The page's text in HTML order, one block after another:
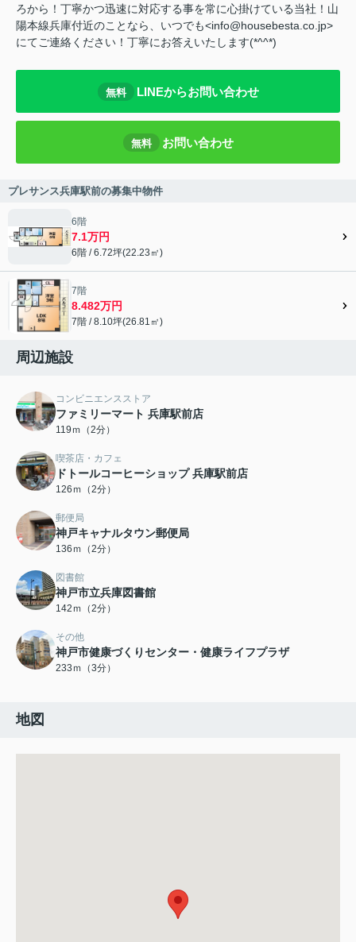
ろから！丁寧かつ迅速に対応する事を常に心掛けている当社！山
陽本線兵庫付近のことなら、いつでも<info@housebesta.co.jp>
にてご連絡ください！丁寧にお答えいたします(*^^*)
無料 LINEからお問い合わせ
無料 お問い合わせ
プレサンス兵庫駅前の募集中物件
6階
7.1万円
6階 / 6.72坪(22.23㎡)
7階
8.482万円
7階 / 8.10坪(26.81㎡)
周辺施設
コンビニエンスストア
ファミリーマート 兵庫駅前店
119ｍ（2分）
喫茶店・カフェ
ドトールコーヒーショップ 兵庫駅前店
126ｍ（2分）
郵便局
神戸キャナルタウン郵便局
136ｍ（2分）
図書館
神戸市立兵庫図書館
142ｍ（2分）
その他
神戸市健康づくりセンター・健康ライフプラザ
233ｍ（3分）
地図